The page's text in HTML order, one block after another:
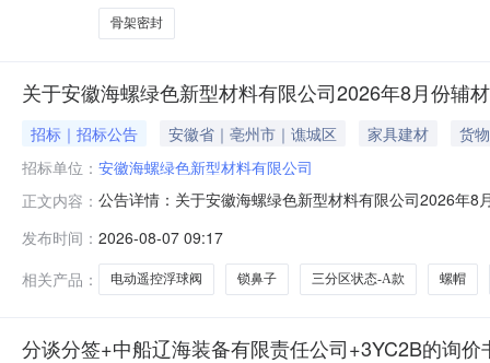
骨架密封
关于安徽海螺绿色新型材料有限公司2026年8月份辅
招标｜招标公告 安徽省｜亳州市｜谯城区 家具建材
货物
招标单位： 安徽海螺绿色新型材料有限公司
正文内容： 公告详情：关于安徽海螺绿色新型材料有限公司2026年8
一、询价内容概况：1.询价内容：本次询价采购的是辅
50cm*35cm*4cm国标套103
发布时间： 2026-08-07 09:17
相关产品：
电动遥控浮球阀 锁鼻子 三分区状态-A款 螺帽
分谈分签+中船辽海装备有限责任公司+3YC2B的询价